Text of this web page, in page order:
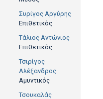
Συρίγος Αργύρης
Επιθετικός
Τάλιος Αντώνιος
Επιθετικός
Τσιρίγος
Αλέξανδρος
Αμυντικός
Τσουκαλάς